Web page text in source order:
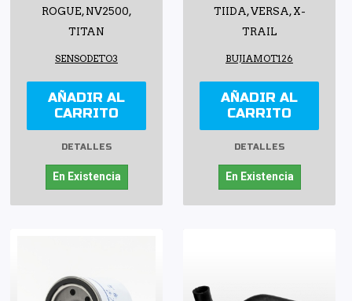
ROGUE, NV2500,
TITAN
SENSODETO3
AÑADIR AL
CARRITO
DETALLES
En Existencia
TIIDA, VERSA, X-
TRAIL
BUJIAMOT126
AÑADIR AL
CARRITO
DETALLES
En Existencia